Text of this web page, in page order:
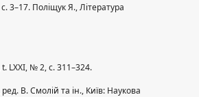
3–17. Поліщук Я., Література
LXXI, № 2, с. 311–324.
В. Смолій та ін., Київ: Наукова